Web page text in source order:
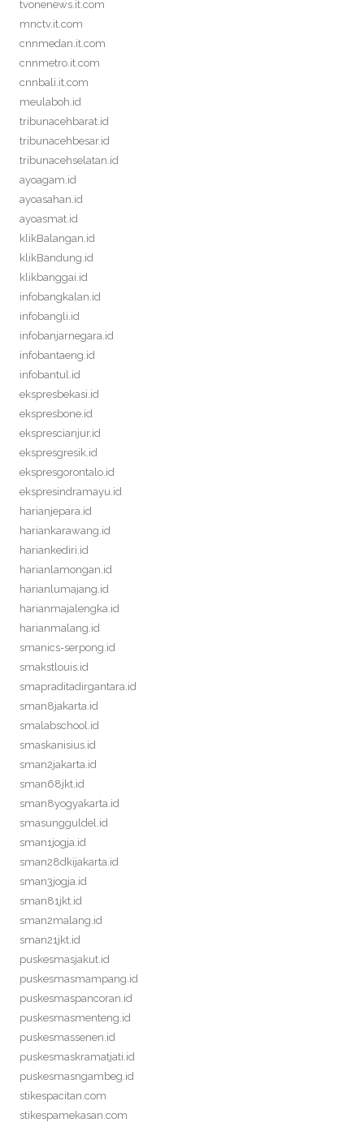
tvonenews.it.com
mnctv.it.com
cnnmedan.it.com
cnnmetro.it.com
cnnbali.it.com
meulaboh.id
tribunacehbarat.id
tribunacehbesar.id
tribunacehselatan.id
ayoagam.id
ayoasahan.id
ayoasmat.id
klikBalangan.id
klikBandung.id
klikbanggai.id
infobangkalan.id
infobangli.id
infobanjarnegara.id
infobantaeng.id
infobantul.id
ekspresbekasi.id
ekspresbone.id
eksprescianjur.id
ekspresgresik.id
ekspresgorontalo.id
ekspresindramayu.id
harianjepara.id
hariankarawang.id
hariankediri.id
harianlamongan.id
harianlumajang.id
harianmajalengka.id
harianmalang.id
smanics-serpong.id
smakstlouis.id
smapraditadirgantara.id
sman8jakarta.id
smalabschool.id
smaskanisius.id
sman2jakarta.id
sman68jkt.id
sman8yogyakarta.id
smasungguldel.id
sman1jogja.id
sman28dkijakarta.id
sman3jogja.id
sman81jkt.id
sman2malang.id
sman21jkt.id
puskesmasjakut.id
puskesmasmampang.id
puskesmaspancoran.id
puskesmasmenteng.id
puskesmassenen.id
puskesmaskramatjati.id
puskesmasngambeg.id
stikespacitan.com
stikespamekasan.com